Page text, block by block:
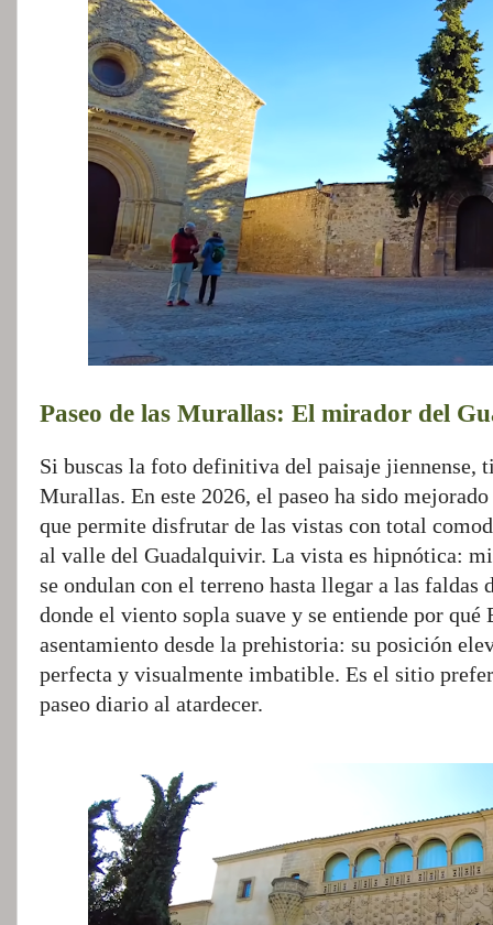
Paseo de las Murallas: El mirador del
Si buscas la foto definitiva del paisaje jiennense,
Murallas. En este 2026, el paseo ha sido
que permite disfrutar de las vistas con total
al valle del Guadalquivir. La vista es hipnótica:
se ondulan con el terreno hasta llegar a las faldas
donde el viento sopla suave y se entiende por qué
asentamiento desde la prehistoria: su posición
perfecta y visualmente imbatible. Es el sitio
paseo diario al atardecer.